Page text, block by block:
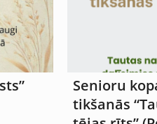
Senioru
tikšanās